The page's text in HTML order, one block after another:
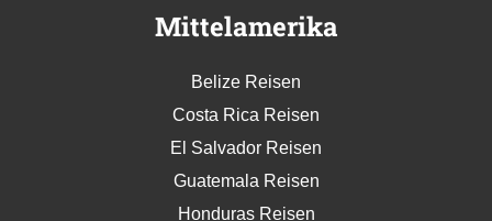
Mittelamerika
Belize Reisen
Costa Rica Reisen
El Salvador Reisen
Guatemala Reisen
Honduras Reisen